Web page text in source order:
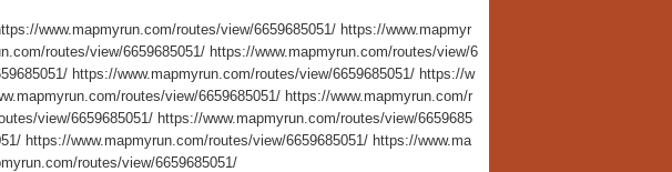
www.mapmyrun.com/routes/view/6659685051/ https://www.mapmyr
routes/view/6659685051/ https://www.mapmyrun.com/routes/view/6
https://www.mapmyrun.com/routes/view/6659685051/ https://w
routes/view/6659685051/ https://www.mapmyrun.com/r
view/6659685051/ https://www.mapmyrun.com/routes/view/6659685
https://www.mapmyrun.com/routes/view/6659685051/ https://www.ma
routes/view/6659685051/